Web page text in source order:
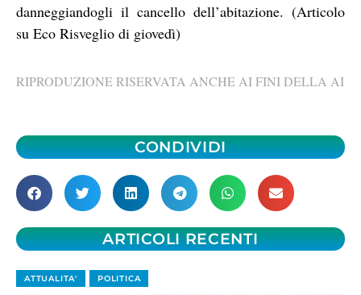
danneggiandogli il cancello dell’abitazione. (Articolo
su Eco Risveglio di giovedì)
RIPRODUZIONE RISERVATA ANCHE AI FINI DELLA AI
CONDIVIDI
ARTICOLI RECENTI
ATTUALITA' POLITICA